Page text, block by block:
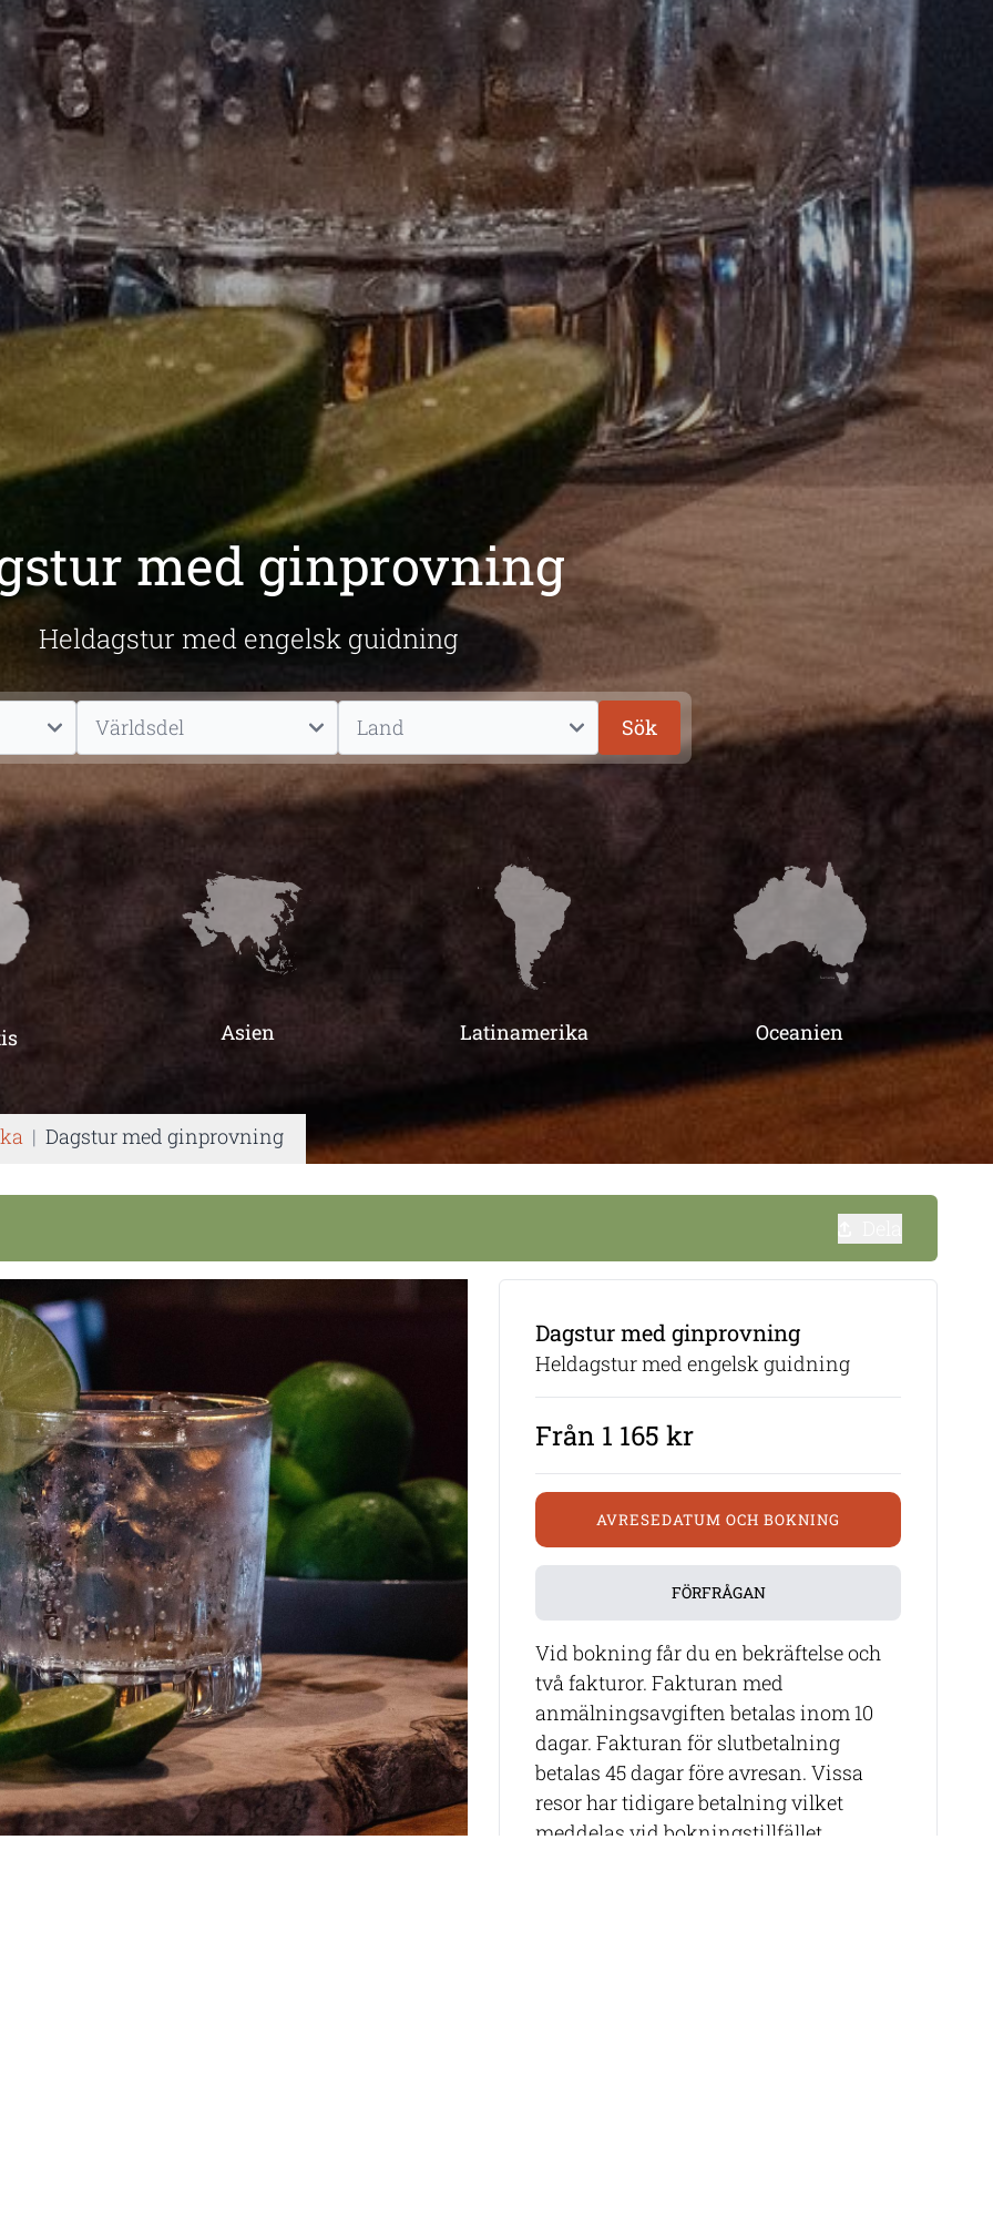
med ginprovning
Heldagstur med engelsk guidning
Sök
Asien Latinamerika Oceanien
| Dagstur med ginprovning
Dagstur med ginprovning
Heldagstur med engelsk guidning
Från 1 165 kr
AVRESEDATUM OCH BOKNING
FÖRFRÅGAN
Vid bokning får du en bekräftelse och
två fakturor. Fakturan med
anmälningsavgiften betalas inom 10
dagar. Fakturan för slutbetalning
betalas 45 dagar före avresan. Vissa
resor har tidigare betalning vilket
meddelas vid bokningstillfället.